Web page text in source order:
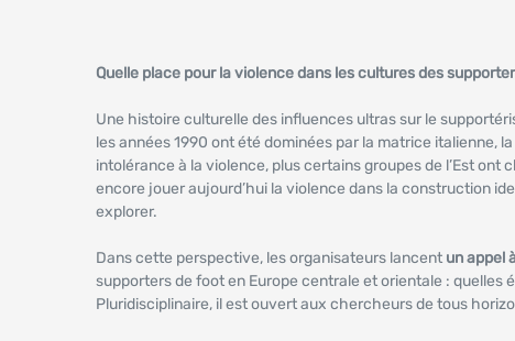
Quelle place pour la violence dans les cultures des
Une histoire culturelle des influences ultras sur le
les années 1990 ont été dominées par la matrice italienne,
intolérance à la violence, plus certains groupes de l’Est
encore jouer aujourd’hui la violence dans la construction
explorer.
Dans cette perspective, les organisateurs lancent un appel
supporters de foot en Europe centrale et orientale : quelles
Pluridisciplinaire, il est ouvert aux chercheurs de tous